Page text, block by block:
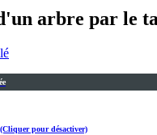
arbre par le
(Cliquer pour désactiver)